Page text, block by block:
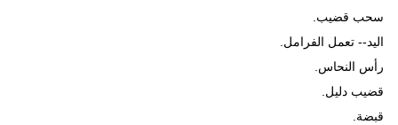
سحب قضيب.
اليد-- تعمل الفرامل.
رأس النحاس.
قضيب دليل.
قبضة.